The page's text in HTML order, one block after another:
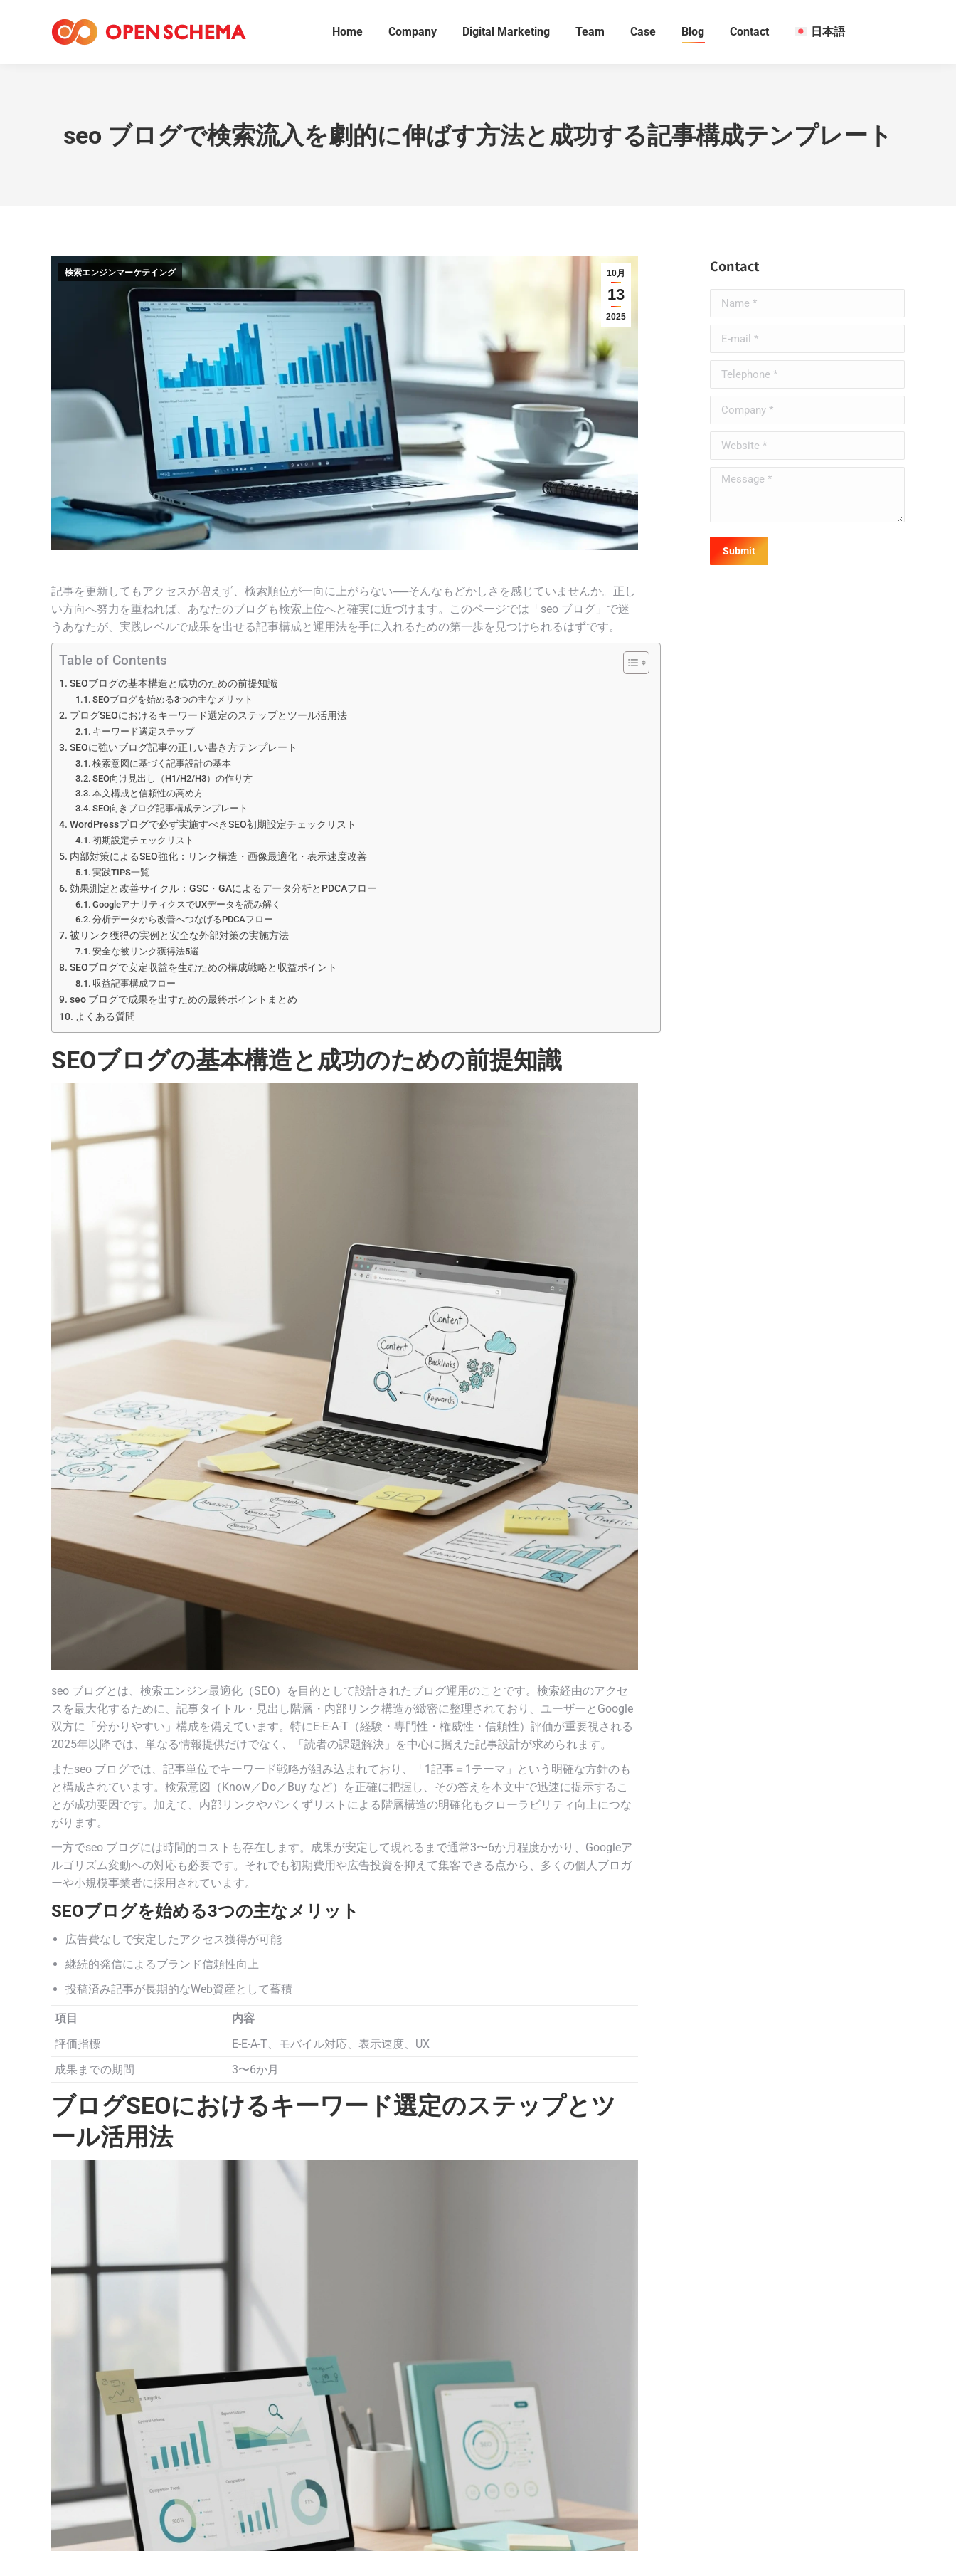
Home Company Digital Marketing Team Case Blog Contact 日本語
seo ブログで検索流入を劇的に伸ばす方法と成功する記事構成テンプレート
10月
13
2025
検索エンジンマーケテイング
記事を更新してもアクセスが増えず、検索順位が一向に上がらない──そんなもどかしさを感じていませんか。正し
い方向へ努力を重ねれば、あなたのブログも検索上位へと確実に近づけます。このページでは「seo ブログ」で迷
うあなたが、実践レベルで成果を出せる記事構成と運用法を手に入れるための第一歩を見つけられるはずです。
Table of Contents
SEOブログの基本構造と成功のための前提知識
SEOブログを始める3つの主なメリット
ブログSEOにおけるキーワード選定のステップとツール活用法
キーワード選定ステップ
SEOに強いブログ記事の正しい書き方テンプレート
検索意図に基づく記事設計の基本
SEO向け見出し（H1/H2/H3）の作り方
本文構成と信頼性の高め方
SEO向きブログ記事構成テンプレート
WordPressブログで必ず実施すべきSEO初期設定チェックリスト
初期設定チェックリスト
内部対策によるSEO強化：リンク構造・画像最適化・表示速度改善
実践TIPS一覧
効果測定と改善サイクル：GSC・GAによるデータ分析とPDCAフロー
GoogleアナリティクスでUXデータを読み解く
分析データから改善へつなげるPDCAフロー
被リンク獲得の実例と安全な外部対策の実施方法
安全な被リンク獲得法5選
SEOブログで安定収益を生むための構成戦略と収益ポイント
収益記事構成フロー
seo ブログで成果を出すための最終ポイントまとめ
よくある質問
SEOブログの基本構造と成功のための前提知識
seo ブログとは、検索エンジン最適化（SEO）を目的として設計されたブログ運用のことです。検索経由のアクセ
スを最大化するために、記事タイトル・見出し階層・内部リンク構造が緻密に整理されており、ユーザーとGoogle
双方に「分かりやすい」構成を備えています。特にE-E-A-T（経験・専門性・権威性・信頼性）評価が重要視される
2025年以降では、単なる情報提供だけでなく、「読者の課題解決」を中心に据えた記事設計が求められます。
またseo ブログでは、記事単位でキーワード戦略が組み込まれており、「1記事＝1テーマ」という明確な方針のも
と構成されています。検索意図（Know／Do／Buy など）を正確に把握し、その答えを本文中で迅速に提示するこ
とが成功要因です。加えて、内部リンクやパンくずリストによる階層構造の明確化もクローラビリティ向上につな
がります。
一方でseo ブログには時間的コストも存在します。成果が安定して現れるまで通常3〜6か月程度かかり、Googleア
ルゴリズム変動への対応も必要です。それでも初期費用や広告投資を抑えて集客できる点から、多くの個人ブロガ
ーや小規模事業者に採用されています。
SEOブログを始める3つの主なメリット
広告費なしで安定したアクセス獲得が可能
継続的発信によるブランド信頼性向上
投稿済み記事が長期的なWeb資産として蓄積
項目
内容
評価指標
E-E-A-T、モバイル対応、表示速度、UX
成果までの期間
3〜6か月
ブログSEOにおけるキーワード選定のステップとツ
ール活用法
Contact
Name *
E-mail *
Telephone *
Company *
Website *
Message *
Submit